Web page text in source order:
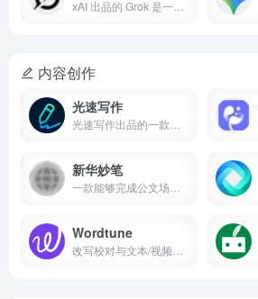
内容创作
光速写作
新华妙笔
Wordtune